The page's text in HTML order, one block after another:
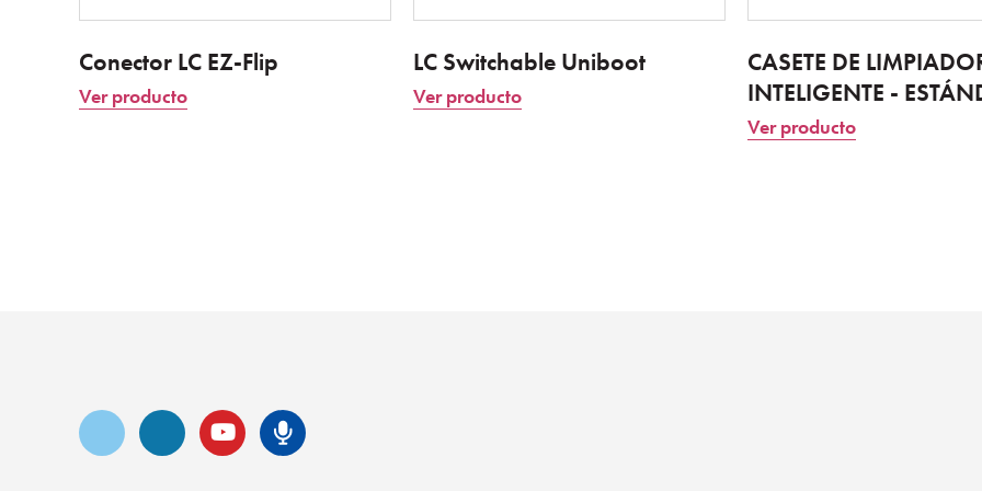
Conector LC EZ-Flip
Ver producto
LC Switchable Uniboot
Ver producto
CASETE DE
INTELIGENTE -
Ver producto
Vimeo LinkedInYouTubePodcast de Senko